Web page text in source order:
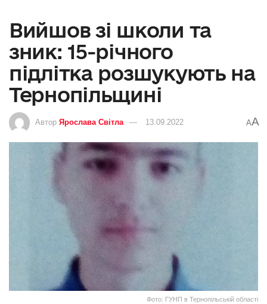
Вийшов зі школи та
зник: 15-річного
підлітка розшукують на
Тернопільщині
Автор Ярослава Світла 13.09.2022 AA
Фото: ГУНП в Тернопільській області